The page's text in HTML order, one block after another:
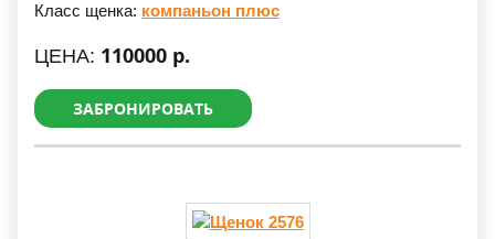
Класс щенка: компаньон плюс
ЦЕНА: 110000 р.
ЗАБРОНИРОВАТЬ